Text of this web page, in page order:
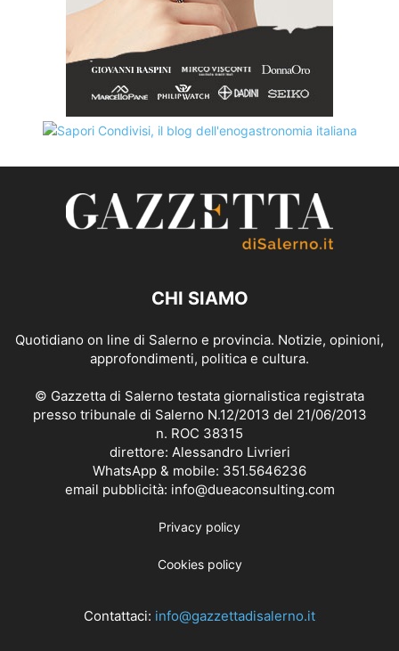
CHI SIAMO
Quotidiano on line di Salerno e provincia. Notizie, opinioni,
approfondimenti, politica e cultura.
© Gazzetta di Salerno testata giornalistica registrata
presso tribunale di Salerno N.12/2013 del 21/06/2013
n. ROC 38315
direttore: Alessandro Livrieri
WhatsApp & mobile: 351.5646236
email pubblicità: info@dueaconsulting.com
Privacy policy
Cookies policy
Contattaci: info@gazzettadisalerno.it